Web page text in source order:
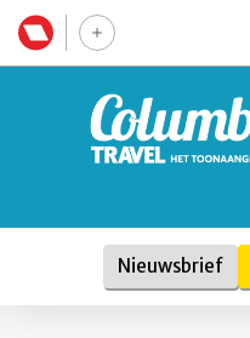
Nieuwsbrief